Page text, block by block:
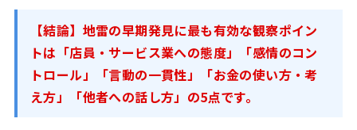
【結論】地雷の早期発見に最も有効な観察ポイン
トは「店員・サービス業への態度」「感情のコン
トロール」「言動の一貫性」「お金の使い方・考
え方」「他者への話し方」の5点です。